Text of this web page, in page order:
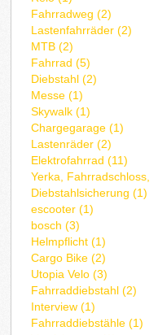
Fahrradweg (2)
Lastenfahrräder (2)
MTB (2)
Fahrrad (5)
Diebstahl (2)
Messe (1)
Skywalk (1)
Chargegarage (1)
Lastenräder (2)
Elektrofahrrad (11)
Yerka, Fahrradschloss,
Diebstahlsicherung (1)
escooter (1)
bosch (3)
Helmpflicht (1)
Cargo Bike (2)
Utopia Velo (3)
Fahrraddiebstahl (2)
Interview (1)
Fahrraddiebstähle (1)